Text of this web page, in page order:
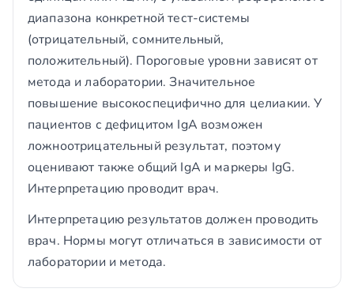
диапазона конкретной тест-системы
(отрицательный, сомнительный,
положительный). Пороговые уровни зависят от
метода и лаборатории. Значительное
повышение высокоспецифично для целиакии. У
пациентов с дефицитом IgA возможен
ложноотрицательный результат, поэтому
оценивают также общий IgA и маркеры IgG.
Интерпретацию проводит врач.
Интерпретацию результатов должен проводить
врач. Нормы могут отличаться в зависимости от
лаборатории и метода.